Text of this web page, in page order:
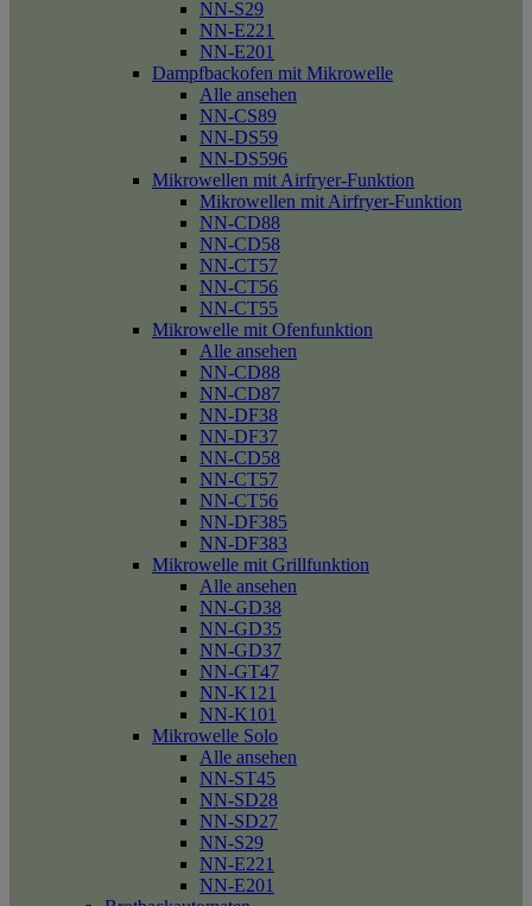
NN-S29
NN-E221
NN-E201
Dampfbackofen mit Mikrowelle
Alle ansehen
NN-CS89
NN-DS59
NN-DS596
Mikrowellen mit Airfryer-Funktion
Mikrowellen mit Airfryer-Funktion
NN-CD88
NN-CD58
NN-CT57
NN-CT56
NN-CT55
Mikrowelle mit Ofenfunktion
Alle ansehen
NN-CD88
NN-CD87
NN-DF38
NN-DF37
NN-CD58
NN-CT57
NN-CT56
NN-DF385
NN-DF383
Mikrowelle mit Grillfunktion
Alle ansehen
NN-GD38
NN-GD35
NN-GD37
NN-GT47
NN-K121
NN-K101
Mikrowelle Solo
Alle ansehen
NN-ST45
NN-SD28
NN-SD27
NN-S29
NN-E221
NN-E201